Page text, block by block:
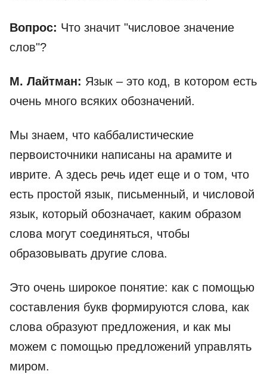
Вопрос: Что значит "числовое значение
слов"?
М. Лайтман: Язык – это код, в котором есть
очень много всяких обозначений.
Мы знаем, что каббалистические
первоисточники написаны на арамите и
иврите. А здесь речь идет еще и о том, что
есть простой язык, письменный, и числовой
язык, который обозначает, каким образом
слова могут соединяться, чтобы
образовывать другие слова.
Это очень широкое понятие: как с помощью
составления букв формируются слова, как
слова образуют предложения, и как мы
можем с помощью предложений управлять
миром.